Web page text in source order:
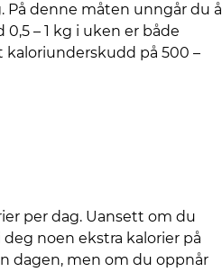
På denne måten unngår du å
– 1 kg i uken er både
kaloriunderskudd på 500 –
per dag. Uansett om du
noen ekstra kalorier på
dagen, men om du oppnår